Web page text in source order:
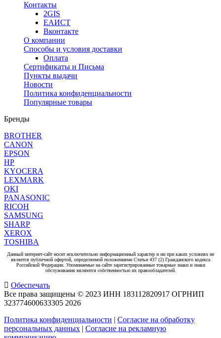
Контакты
2GIS
ЕАИСТ
Вконтакте
О компании
Способы и условия доставки
Оплата
Сертификаты и Письма
Пункты выдачи
Новости
Политика конфиденциальности
Популярные товары
Бренды
BROTHER
CANON
EPSON
HP
KYOCERA
LEXMARK
OKI
PANASONIC
RICOH
SAMSUNG
SHARP
XEROX
TOSHIBA
Данный интернет-сайт носит исключительно информационный характер и ни при каких условиях не
является публичной офертой, определяемой положениями Статьи 437 (2) Гражданского кодекса
Российской Федерации. Упоминаемые на сайте зарегистрированные товарные знаки и знаки
обслуживания являются собственностью их правообладателей.
Обеспечать
Все права защищены © 2023 ИНН 183112820917 ОГРНИП
323774600633305 2026
Политика конфиденциальности | Согласие на обработку
персональных данных | Согласие на рекламную